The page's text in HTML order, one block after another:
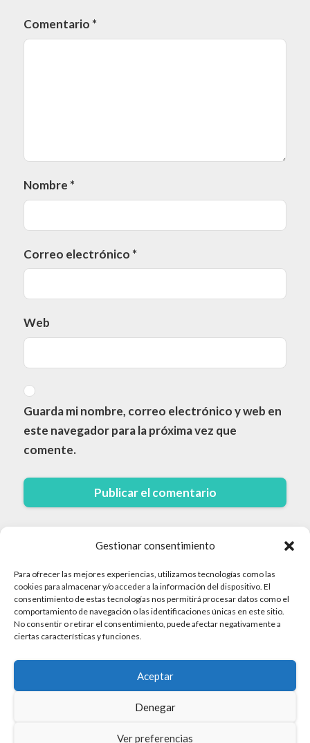
Gestionar consentimiento
Para ofrecer las mejores experiencias, utilizamos tecnologías como las
cookies para almacenar y/o acceder a la información del dispositivo. El
consentimiento de estas tecnologías nos permitirá procesar datos como el
comportamiento de navegación o las identificaciones únicas en este sitio.
No consentir o retirar el consentimiento, puede afectar negativamente a
ciertas características y funciones.
Aceptar
Denegar
Ver preferencias
Comentario *
Nombre *
Correo electrónico *
Web
Guarda mi nombre, correo electrónico y web en
este navegador para la próxima vez que
comente.
© 2026 Cruceros · Todos los derechos reservados
Aviso Legal
Mapa del sitio